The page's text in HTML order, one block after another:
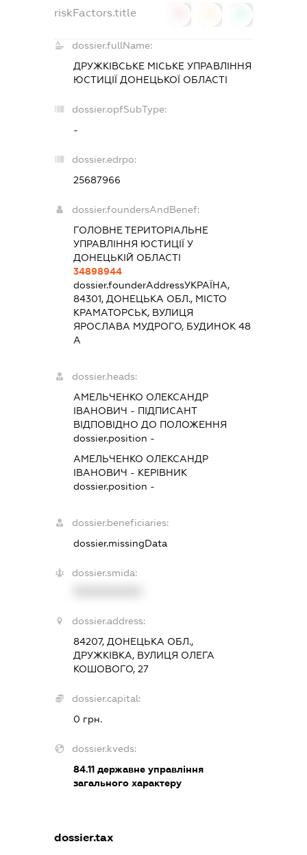
riskFactors.title
dossier.fullName:
ДРУЖКІВСЬКЕ МІСЬКЕ УПРАВЛІННЯ
ЮСТИЦІЇ ДОНЕЦЬКОЇ ОБЛАСТІ
dossier.opfSubType:
-
dossier.edrpo:
25687966
dossier.foundersAndBenef:
ГОЛОВНЕ ТЕРИТОРІАЛЬНЕ
УПРАВЛІННЯ ЮСТИЦІЇ У
ДОНЕЦЬКІЙ ОБЛАСТІ
34898944
dossier.founderAddressУКРАЇНА,
84301, ДОНЕЦЬКА ОБЛ., МІСТО
КРАМАТОРСЬК, ВУЛИЦЯ
ЯРОСЛАВА МУДРОГО, БУДИНОК 48
А
dossier.heads:
АМЕЛЬЧЕНКО ОЛЕКСАНДР
ІВАНОВИЧ - ПІДПИСАНТ
ВІДПОВІДНО ДО ПОЛОЖЕННЯ
dossier.position -
АМЕЛЬЧЕНКО ОЛЕКСАНДР
ІВАНОВИЧ - КЕРІВНИК
dossier.position -
dossier.beneficiaries:
dossier.missingData
dossier.smida:
dossier.address:
84207, ДОНЕЦЬКА ОБЛ.,
ДРУЖКІВКА, ВУЛИЦЯ ОЛЕГА
КОШОВОГО, 27
dossier.capital:
0 грн.
dossier.kveds:
84.11 державне управління
загального характеру
dossier.tax